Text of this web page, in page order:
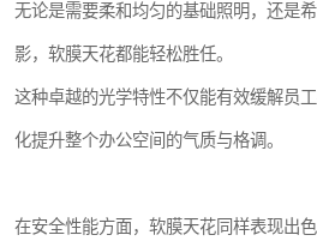
无论是需要柔和均匀的基础照明，还是
影，软膜天花都能轻松胜任。
这种卓越的光学特性不仅能有效缓解员
化提升整个办公空间的气质与格调。
在安全性能方面，软膜天花同样表现出色